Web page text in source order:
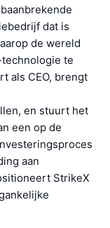
dat is
de wereld
te
als CEO, brengt
en stuurt het
een op de
aan
StrikeX